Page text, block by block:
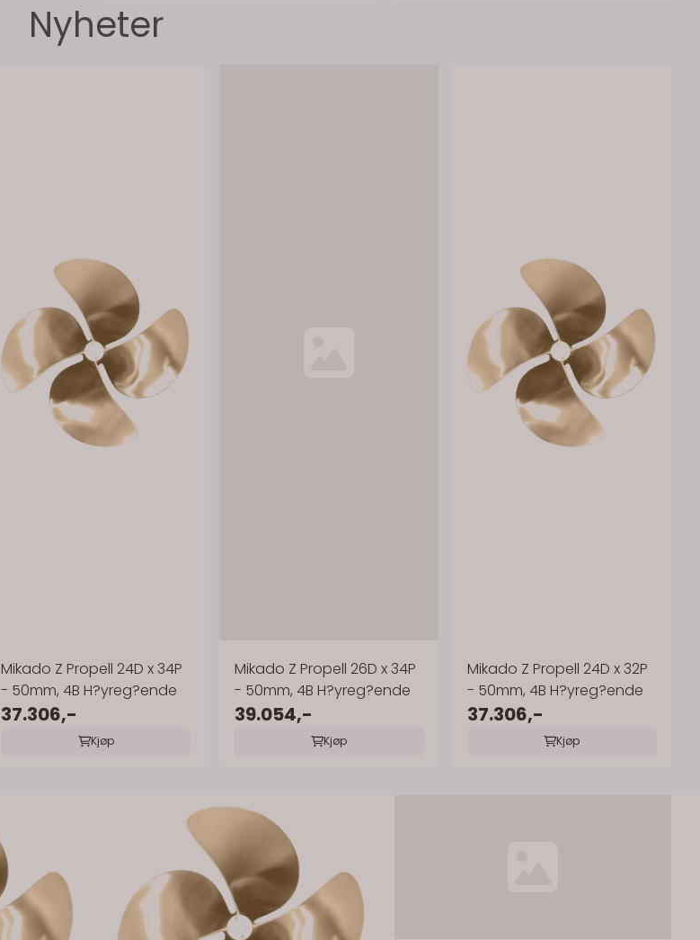
Nyheter
Mikado Z Propell 24D x 34P
- 50mm, 4B H?yreg?ende
37.306,-
Kjøp
Mikado Z Propell 26D x 34P
- 50mm, 4B H?yreg?ende
39.054,-
Kjøp
Mikado Z Propell 24D x 32P
- 50mm, 4B H?yreg?ende
37.306,-
Kjøp